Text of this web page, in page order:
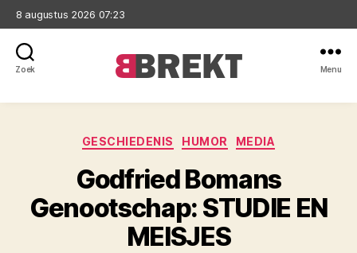
8 augustus 2026 07:23
Zoek Menu
Categorieën
GESCHIEDENIS HUMOR MEDIA
Godfried Bomans
Genootschap: STUDIE EN
MEISJES